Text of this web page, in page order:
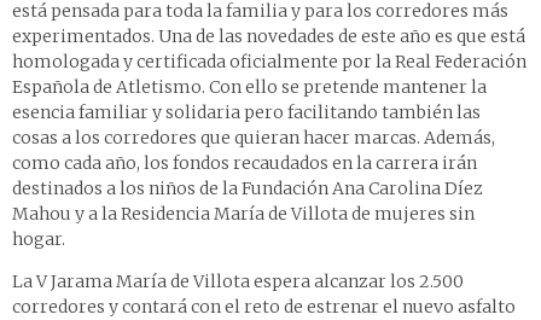
está pensada para toda la familia y para los corredores más
experimentados. Una de las novedades de este año es que está
homologada y certificada oficialmente por la Real Federación
Española de Atletismo. Con ello se pretende mantener la
esencia familiar y solidaria pero facilitando también las
cosas a los corredores que quieran hacer marcas. Además,
como cada año, los fondos recaudados en la carrera irán
destinados a los niños de la Fundación Ana Carolina Díez
Mahou y a la Residencia María de Villota de mujeres sin
hogar.
La V Jarama María de Villota espera alcanzar los 2.500
corredores y contará con el reto de estrenar el nuevo asfalto